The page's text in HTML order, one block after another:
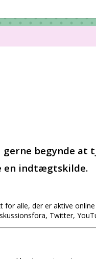
begynde at
en indtægtskilde.
alle, der er aktive
Twitter,